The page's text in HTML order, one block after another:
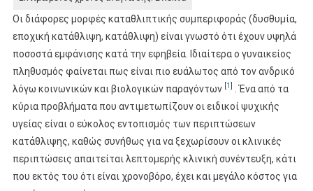
Οι διάφορες μορφές καταθλιπτικής συμπεριφοράς (δυσθυμία,
εποχική κατάθλιψη, κατάθλιψη) είναι γνωστό ότι έχουν υψηλά
ποσοστά εμφάνισης κατά την εφηβεία. Ιδιαίτερα ο γυναικείος
πληθυσμός φαίνεται πως είναι πιο ευάλωτος από τον ανδρικό
λόγω κοινωνικών και βιολογικών παραγόντων 1
. Ένα από τα
κύρια προβλήματα που αντιμετωπίζουν οι ειδικοί ψυχικής
υγείας είναι ο εύκολος εντοπισμός των περιπτώσεων
κατάθλιψης, καθώς συνήθως για να ξεχωρίσουν οι κλινικές
περιπτώσεις απαιτείται λεπτομερής κλινική συνέντευξη, κάτι
που εκτός του ότι είναι χρονοβόρο, έχει και μεγάλο κόστος για